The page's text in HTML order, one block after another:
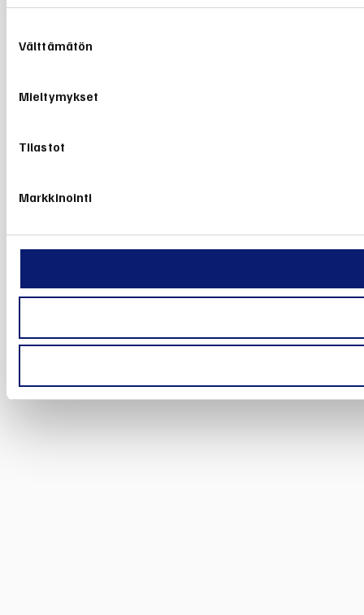
valinta
Välttämätön
Mieltymykset
Tilastot
Markkinointi